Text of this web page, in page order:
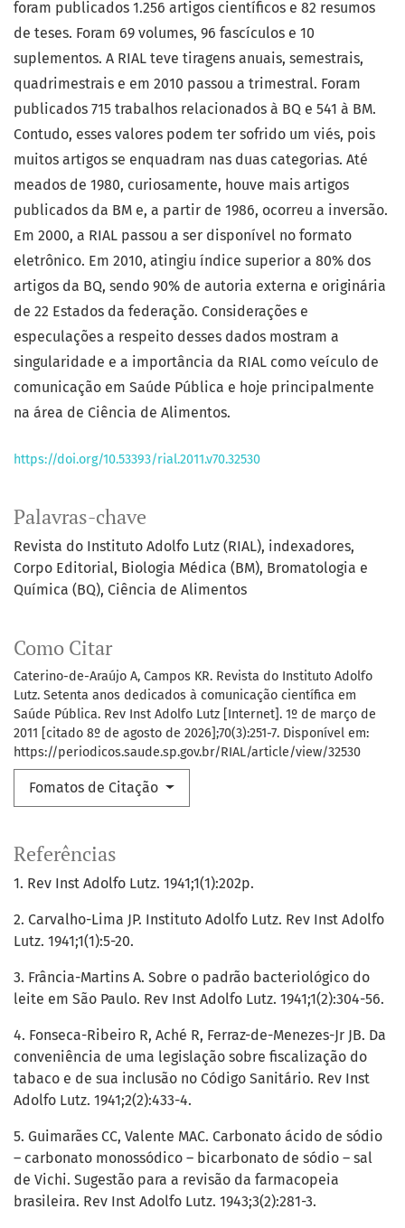
Palavras-chave
Revista do Instituto Adolfo Lutz (RIAL) indexadores
Corpo Editorial Biologia Médica (BM) Bromatologia e
Química (BQ) Ciência de Alimentos
Como Citar
Caterino-de-Araújo A, Campos KR. Revista do Instituto Adolfo
Lutz. Setenta anos dedicados à comunicação científica em
Saúde Pública. Rev Inst Adolfo Lutz [Internet]. 1º de março de
2011 [citado 8º de agosto de 2026];70(3):251-7. Disponível em:
https://periodicos.saude.sp.gov.br/RIAL/article/view/32530
Fomatos de Citação
foram publicados 1.256 artigos científicos e 82 resumos
de teses. Foram 69 volumes, 96 fascículos e 10
suplementos. A RIAL teve tiragens anuais, semestrais,
quadrimestrais e em 2010 passou a trimestral. Foram
publicados 715 trabalhos relacionados à BQ e 541 à BM.
Contudo, esses valores podem ter sofrido um viés, pois
muitos artigos se enquadram nas duas categorias. Até
meados de 1980, curiosamente, houve mais artigos
publicados da BM e, a partir de 1986, ocorreu a inversão.
Em 2000, a RIAL passou a ser disponível no formato
eletrônico. Em 2010, atingiu índice superior a 80% dos
artigos da BQ, sendo 90% de autoria externa e originária
de 22 Estados da federação. Considerações e
especulações a respeito desses dados mostram a
singularidade e a importância da RIAL como veículo de
comunicação em Saúde Pública e hoje principalmente
na área de Ciência de Alimentos.
https://doi.org/10.53393/rial.2011.v70.32530
Referências
1. Rev Inst Adolfo Lutz. 1941;1(1):202p.
2. Carvalho-Lima JP. Instituto Adolfo Lutz. Rev Inst Adolfo
Lutz. 1941;1(1):5-20.
3. Frância-Martins A. Sobre o padrão bacteriológico do
leite em São Paulo. Rev Inst Adolfo Lutz. 1941;1(2):304-56.
4. Fonseca-Ribeiro R, Aché R, Ferraz-de-Menezes-Jr JB. Da
conveniência de uma legislação sobre fiscalização do
tabaco e de sua inclusão no Código Sanitário. Rev Inst
Adolfo Lutz. 1941;2(2):433-4.
5. Guimarães CC, Valente MAC. Carbonato ácido de sódio
– carbonato monossódico – bicarbonato de sódio – sal
de Vichi. Sugestão para a revisão da farmacopeia
brasileira. Rev Inst Adolfo Lutz. 1943;3(2):281-3.